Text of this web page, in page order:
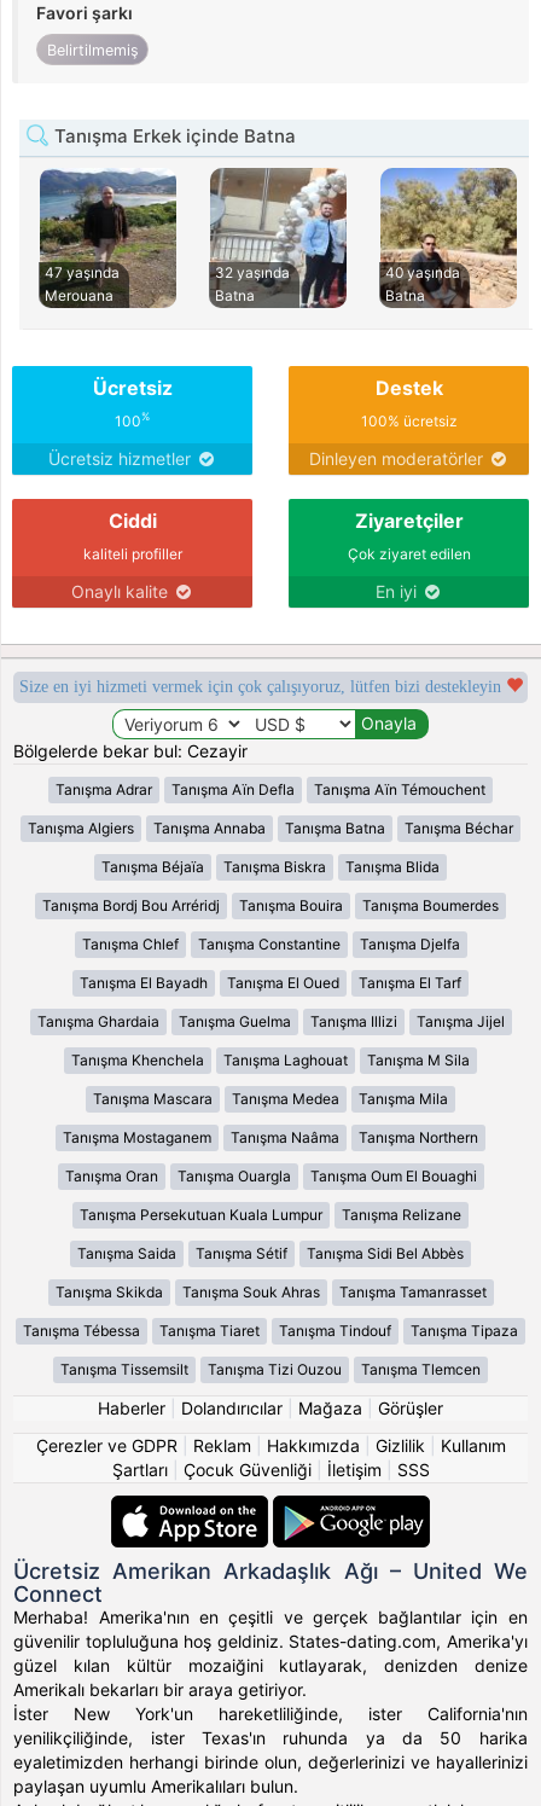
Favori şarkı
Belirtilmemiş
Tanışma Erkek içinde Batna
47 yaşında
Merouana
32 yaşında
Batna
40 yaşında
Batna
Ücretsiz
100%
Ücretsiz hizmetler
Destek
100% ücretsiz
Dinleyen moderatörler
Ciddi
kaliteli profiller
Onaylı kalite
Ziyaretçiler
Çok ziyaret edilen
En iyi
Size en iyi hizmeti vermek için çok çalışıyoruz, lütfen bizi destekleyin
Bölgelerde bekar bul: Cezayir
Tanışma Adrar Tanışma Aïn Defla Tanışma Aïn Témouchent
Tanışma Algiers Tanışma Annaba Tanışma Batna Tanışma Béchar
Tanışma Béjaïa Tanışma Biskra Tanışma Blida
Tanışma Bordj Bou Arréridj Tanışma Bouira Tanışma Boumerdes
Tanışma Chlef Tanışma Constantine Tanışma Djelfa
Tanışma El Bayadh Tanışma El Oued Tanışma El Tarf
Tanışma Ghardaia Tanışma Guelma Tanışma Illizi Tanışma Jijel
Tanışma Khenchela Tanışma Laghouat Tanışma M Sila
Tanışma Mascara Tanışma Medea Tanışma Mila
Tanışma Mostaganem Tanışma Naâma Tanışma Northern
Tanışma Oran Tanışma Ouargla Tanışma Oum El Bouaghi
Tanışma Persekutuan Kuala Lumpur Tanışma Relizane
Tanışma Saida Tanışma Sétif Tanışma Sidi Bel Abbès
Tanışma Skikda Tanışma Souk Ahras Tanışma Tamanrasset
Tanışma Tébessa Tanışma Tiaret Tanışma Tindouf Tanışma Tipaza
Tanışma Tissemsilt Tanışma Tizi Ouzou Tanışma Tlemcen
Haberler Dolandırıcılar Mağaza
Görüşler
Çerezler ve GDPR
Reklam Hakkımızda Gizlilik
Kullanım
Şartları| Çocuk Güvenliği| İletişim SSS
Ücretsiz Amerikan Arkadaşlık Ağı – United We
Connect
Merhaba! Amerika'nın en çeşitli ve gerçek bağlantılar için en
güvenilir topluluğuna hoş geldiniz. States-dating.com, Amerika'yı
güzel kılan kültür mozaiğini kutlayarak, denizden denize
Amerikalı bekarları bir araya getiriyor.
İster New York'un hareketliliğinde, ister California'nın
yenilikçiliğinde, ister Texas'ın ruhunda ya da 50 harika
eyaletimizden herhangi birinde olun, değerlerinizi ve hayallerinizi
paylaşan uyumlu Amerikalıları bulun.